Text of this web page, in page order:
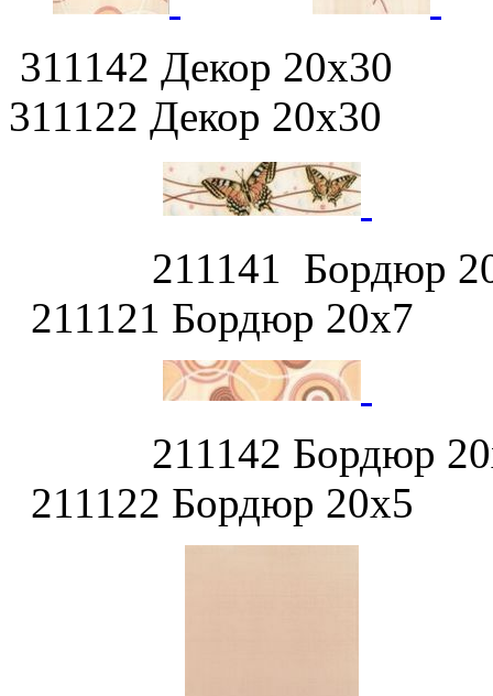
311142 Декор
311122 Декор 20х30
211141
211121 Бордюр 20х7
211142
211122 Бордюр 20х5